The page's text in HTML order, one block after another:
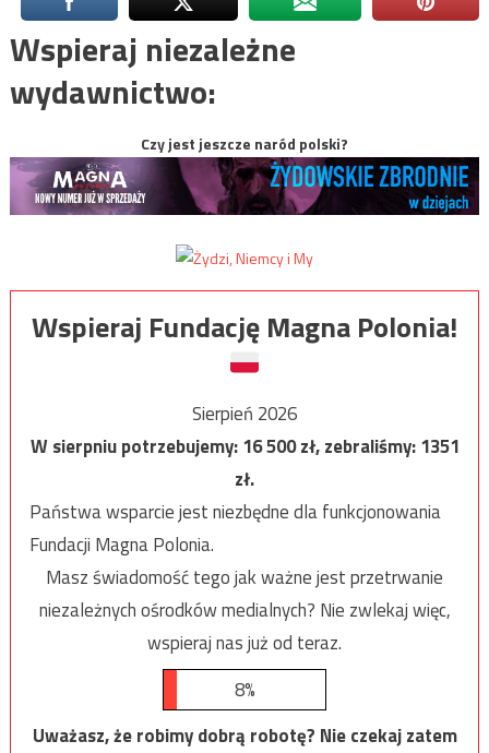
Wspieraj niezależne
wydawnictwo:
Czy jest jeszcze naród polski?
Wspieraj Fundację Magna Polonia!
Sierpień 2026
W sierpniu potrzebujemy:16 500zł, zebraliśmy:1351
zł.
Państwa wsparcie jest niezbędne dla funkcjonowania
Fundacji Magna Polonia.
Masz świadomość tego jak ważne jest przetrwanie
niezależnych ośrodków medialnych? Nie zwlekaj więc,
wspieraj nas już od teraz.
8%
Uważasz, że robimy dobrą robotę? Nie czekaj zatem